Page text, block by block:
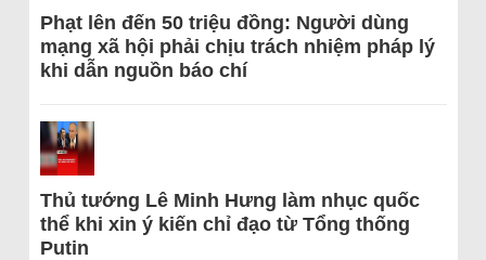
Phạt lên đến 50 triệu đồng: Người dùng
mạng xã hội phải chịu trách nhiệm pháp lý
khi dẫn nguồn báo chí
Thủ tướng Lê Minh Hưng làm nhục quốc
thể khi xin ý kiến chỉ đạo từ Tổng thống
Putin